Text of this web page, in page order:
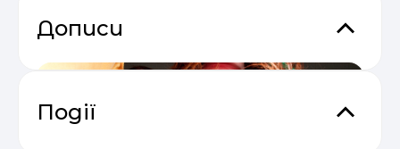
Дописи
Події